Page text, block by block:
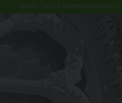
Santa Teresa Benedetta della